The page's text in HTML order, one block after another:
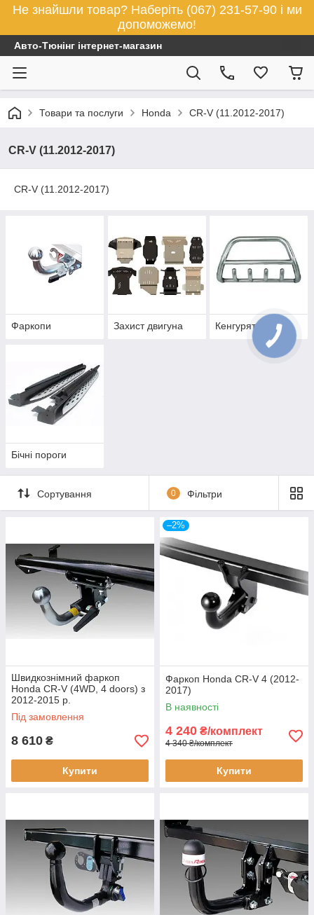
Не знайшли товар? Наберіть (067) 231-57-90 і ми
допоможемо!
Авто-Тюнінг інтернет-магазин
Товари та послуги Honda CR-V (11.2012-2017)
CR-V (11.2012-2017)
CR-V (11.2012-2017)
Фаркопи Захист двигуна Кенгурятники
Бічні пороги
Сортування 0 Фільтри
Швидкознімний фаркоп
Honda CR-V (4WD, 4 doors) з
2012-2015 р.
Під замовлення
8 610 ₴
Купити
–2%
Фаркоп Honda CR-V 4 (2012-
2017)
В наявності
4 240 ₴/комплект
4 340 ₴/комплект
Купити